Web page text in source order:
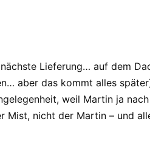
Lieferung… auf dem
aber das kommt alles
weil Martin ja
Mist, nicht der Martin – und